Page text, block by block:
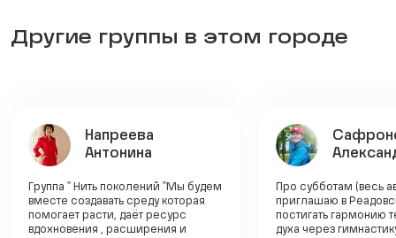
Другие группы в этом городе
Напреева
Антонина
Группа " Нить поколений "Мы будем
вместе создавать среду которая
помогает расти, даёт ресурс
вдохновения , расширения и
Про субботам (весь
приглашаю в
постигать гармонию
духа через